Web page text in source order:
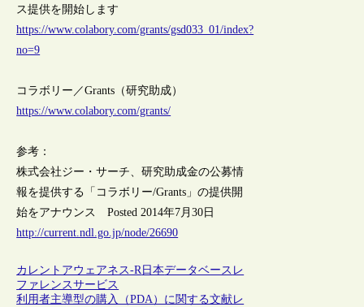
ス提供を開始します
https://www.colabory.com/grants/gsd033_01/index?
no=9
コラボリー／Grants（研究助成）
https://www.colabory.com/grants/
参考：
株式会社ジー・サーチ、研究助成金の公募情
報を提供する「コラボリー/Grants」の提供開
始をアナウンス Posted 2014年7月30日
http://current.ndl.go.jp/node/26690
カレントアウェアネス-R日本データベース レ
ファレンスサービス
利用者主導型の購入（PDA）に関する文献レ